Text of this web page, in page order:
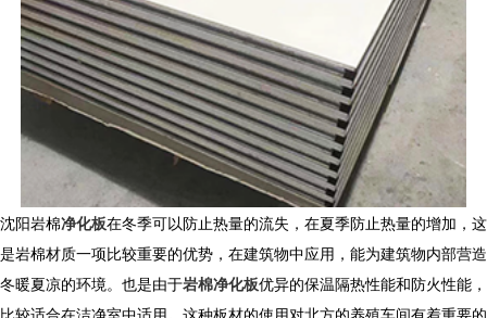
沈阳岩棉净化板在冬季可以防止热量的流失，在夏季防止热量的增加，这
是岩棉材质一项比较重要的优势，在建筑物中应用，能为建筑物内部营造
冬暖夏凉的环境。也是由于岩棉净化板优异的保温隔热性能和防火性能，
比较适合在洁净室中适用。这种板材的使用对北方的养殖车间有着重要的